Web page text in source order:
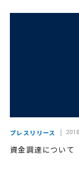
プレスリリース
資金調達について